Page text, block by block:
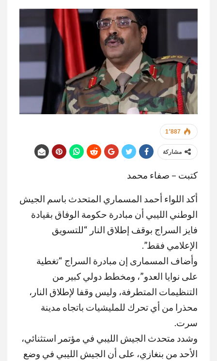
1٬887
مشاركة
كتبت – صفاء محمد
أكد اللواء أحمد المسماري المتحدث باسم الجيش
الوطني الليبي أن مبادرة حكومة الوفاق بقيادة
فايز السراج بوقف إطلاق النار “للتسويق
الإعلامي فقط”.
وأضاف المسمارى إن مبادرة السراج “تغطية
على نوايا العدو”، ومخطط دولي كبير من
التنظيمات المتطرفة، وليس وقفا لإطلاق النار،
محذرا من أي تحرك للمليشيات باتجاه مدينة
سرت.
وشدد متحدث الجيش الليبي في مؤتمر استثنائي،
الأحد من بنغازي، على أن الجيش الليبي في وضع